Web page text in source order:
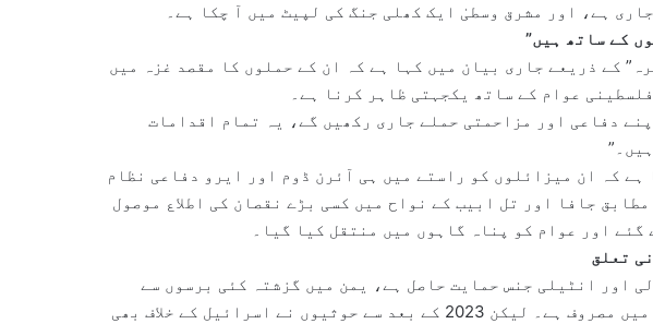
ہے، اور مشرق وسطیٰ ایک کھلی جنگ کی لپیٹ میں آ چکا ہے۔
کے ساتھ ہیں”
کے ذریعے جاری بیان میں کہا ہے کہ ان کے حملوں کا مقصد غزہ میں
عوام کے ساتھ یکجہتی ظاہر کرنا ہے۔
دفاعی اور مزاحمتی حملے جاری رکھیں گے، یہ تمام اقدامات
کہ ان میزائلوں کو راستے میں ہی آئرن ڈوم اور ایرو دفاعی نظام
جافا اور تل ابیب کے نواح میں کسی بڑے نقصان کی اطلاع موصول
اور عوام کو پناہ گاہوں میں منتقل کیا گیا۔
تعلق
اور انٹیلی جنس حمایت حاصل ہے، یمن میں گزشتہ کئی برسوں سے
سعودی قیادت والے اتحاد کے خلاف جنگ میں مصروف ہے۔ لیکن 2023 کے بعد سے حوثیوں نے اسرائیل کے خلاف بھی